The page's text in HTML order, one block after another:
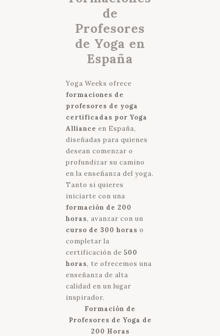
de
Profesores
de Yoga en
España
Yoga Weeks ofrece
formaciones de
profesores de yoga
certificadas por Yoga
Alliance en España,
diseñadas para quienes
desean comenzar o
profundizar su camino
en la enseñanza del yoga.
Tanto si quieres
iniciarte con una
formación de 200
horas, avanzar con un
curso de 300 horas o
completar la
certificación de 500
horas, te ofrecemos una
enseñanza de alta
calidad en un lugar
inspirador.
Formación de
Profesores de Yoga de
200 Horas